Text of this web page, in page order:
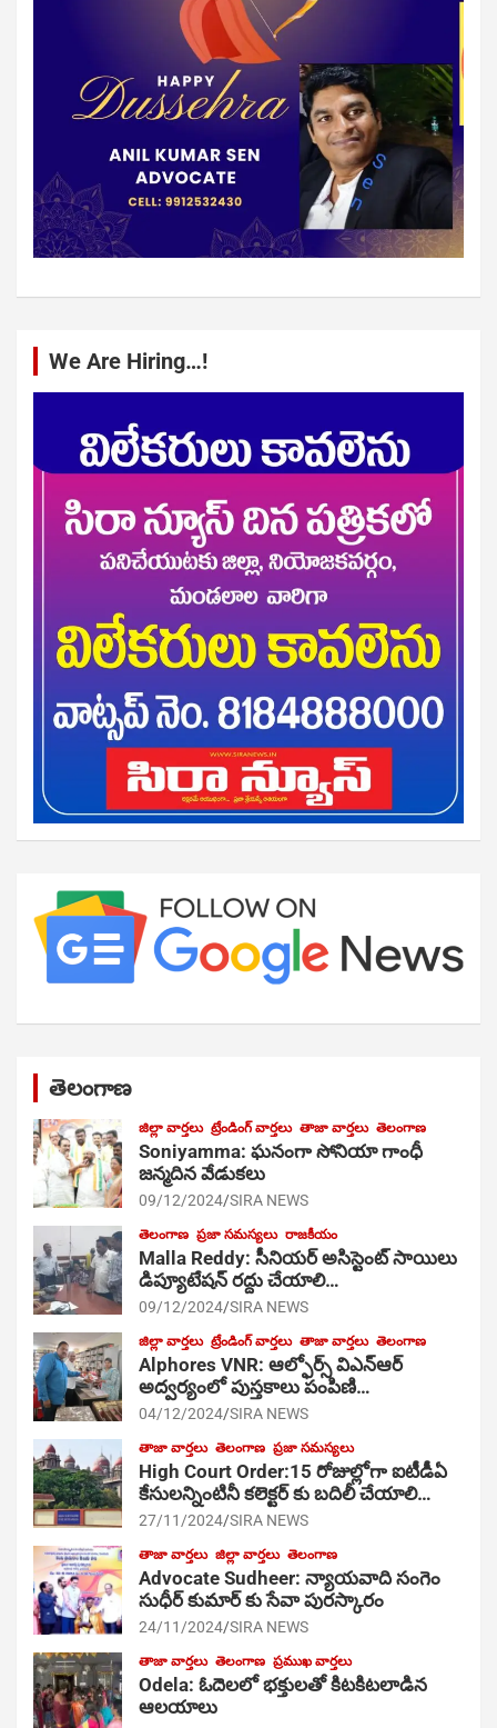
We Are Hiring…!
తెలంగాణ
జిల్లా వార్తలు ట్రేండింగ్ వార్తలు తాజా వార్తలు తెలంగాణ
Soniyamma: ఘ‌నంగా సోనియా గాంధీ
జ‌న్మ‌దిన వేడుక‌లు
09/12/2024 SIRA NEWS
తెలంగాణ ప్రజా సమస్యలు రాజకీయం
Malla Reddy: సీనియర్ అసిస్టెంట్ సాయిలు
డిప్యూటేషన్ రద్దు చేయాలి…
09/12/2024 SIRA NEWS
జిల్లా వార్తలు ట్రేండింగ్ వార్తలు తాజా వార్తలు తెలంగాణ
Alphores VNR: ఆల్ఫోర్స్ విఎన్ఆర్
అద్వర్యంలో పుస్తకాలు పంపిణి…
04/12/2024 SIRA NEWS
తాజా వార్తలు తెలంగాణ ప్రజా సమస్యలు
High Court Order:15 రోజుల్లోగా ఐటీడీఏ
కేసులన్నింటినీ కలెక్టర్ కు బదిలీ చేయాలి…
27/11/2024 SIRA NEWS
తాజా వార్తలు జిల్లా వార్తలు తెలంగాణ
Advocate Sudheer: న్యాయవాది సంగెం
సుధీర్ కుమార్ కు సేవా పురస్కారం
24/11/2024 SIRA NEWS
తాజా వార్తలు తెలంగాణ ప్రముఖ వార్తలు
Odela: ఓదెల‌లో భక్తులతో కిటకిటలాడిన
ఆల‌యాలు